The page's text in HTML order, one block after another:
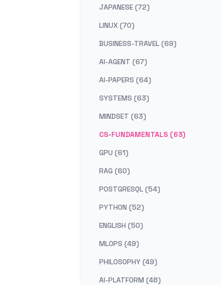
JAPANESE (72)
LINUX (70)
BUSINESS-TRAVEL (69)
AI-AGENT (67)
AI-PAPERS (64)
SYSTEMS (63)
MINDSET (63)
CS-FUNDAMENTALS (63)
GPU (61)
RAG (60)
POSTGRESQL (54)
PYTHON (52)
ENGLISH (50)
MLOPS (49)
PHILOSOPHY (49)
AI-PLATFORM (48)